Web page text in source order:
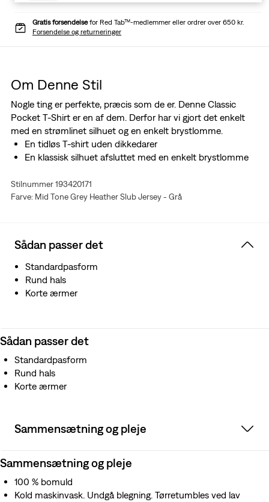
Gratis forsendelsefor Red Tab™-medlemmer eller ordrer over 650 kr.
Forsendelse og returneringer
Om Denne Stil
Nogle ting er perfekte, præcis som de er. Denne Classic
Pocket T-Shirt er en af dem. Derfor har vi gjort det enkelt
med en strømlinet silhuet og en enkelt brystlomme.
En tidløs T-shirt uden dikkedarer
En klassisk silhuet afsluttet med en enkelt brystlomme
Stilnummer 193420171
Farve: Mid Tone Grey Heather Slub Jersey - Grå
Sådan passer det
Standardpasform
Rund hals
Korte ærmer
Sådan passer det
Standardpasform
Rund hals
Korte ærmer
Sammensætning og pleje
Sammensætning og pleje
100 % bomuld
Kold maskinvask. Undgå blegning. Tørretumbles ved lav